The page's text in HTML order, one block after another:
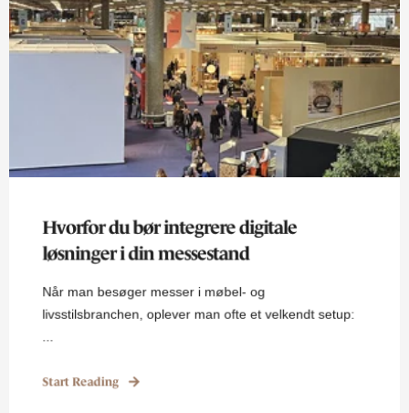
Hvorfor du bør integrere digitale
løsninger i din messestand
Når man besøger messer i møbel- og
livsstilsbranchen, oplever man ofte et velkendt setup:
...
Start Reading